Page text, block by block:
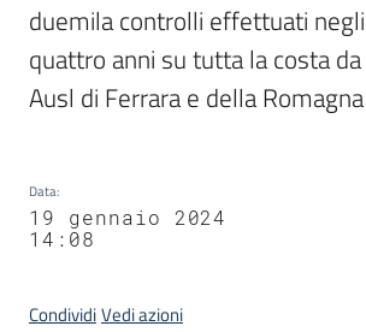
duemila controlli effettuati
quattro anni su tutta la costa
Ausl di Ferrara e della Romagna
Data:
19 gennaio 2024
14:08
CondividiVedi azioni